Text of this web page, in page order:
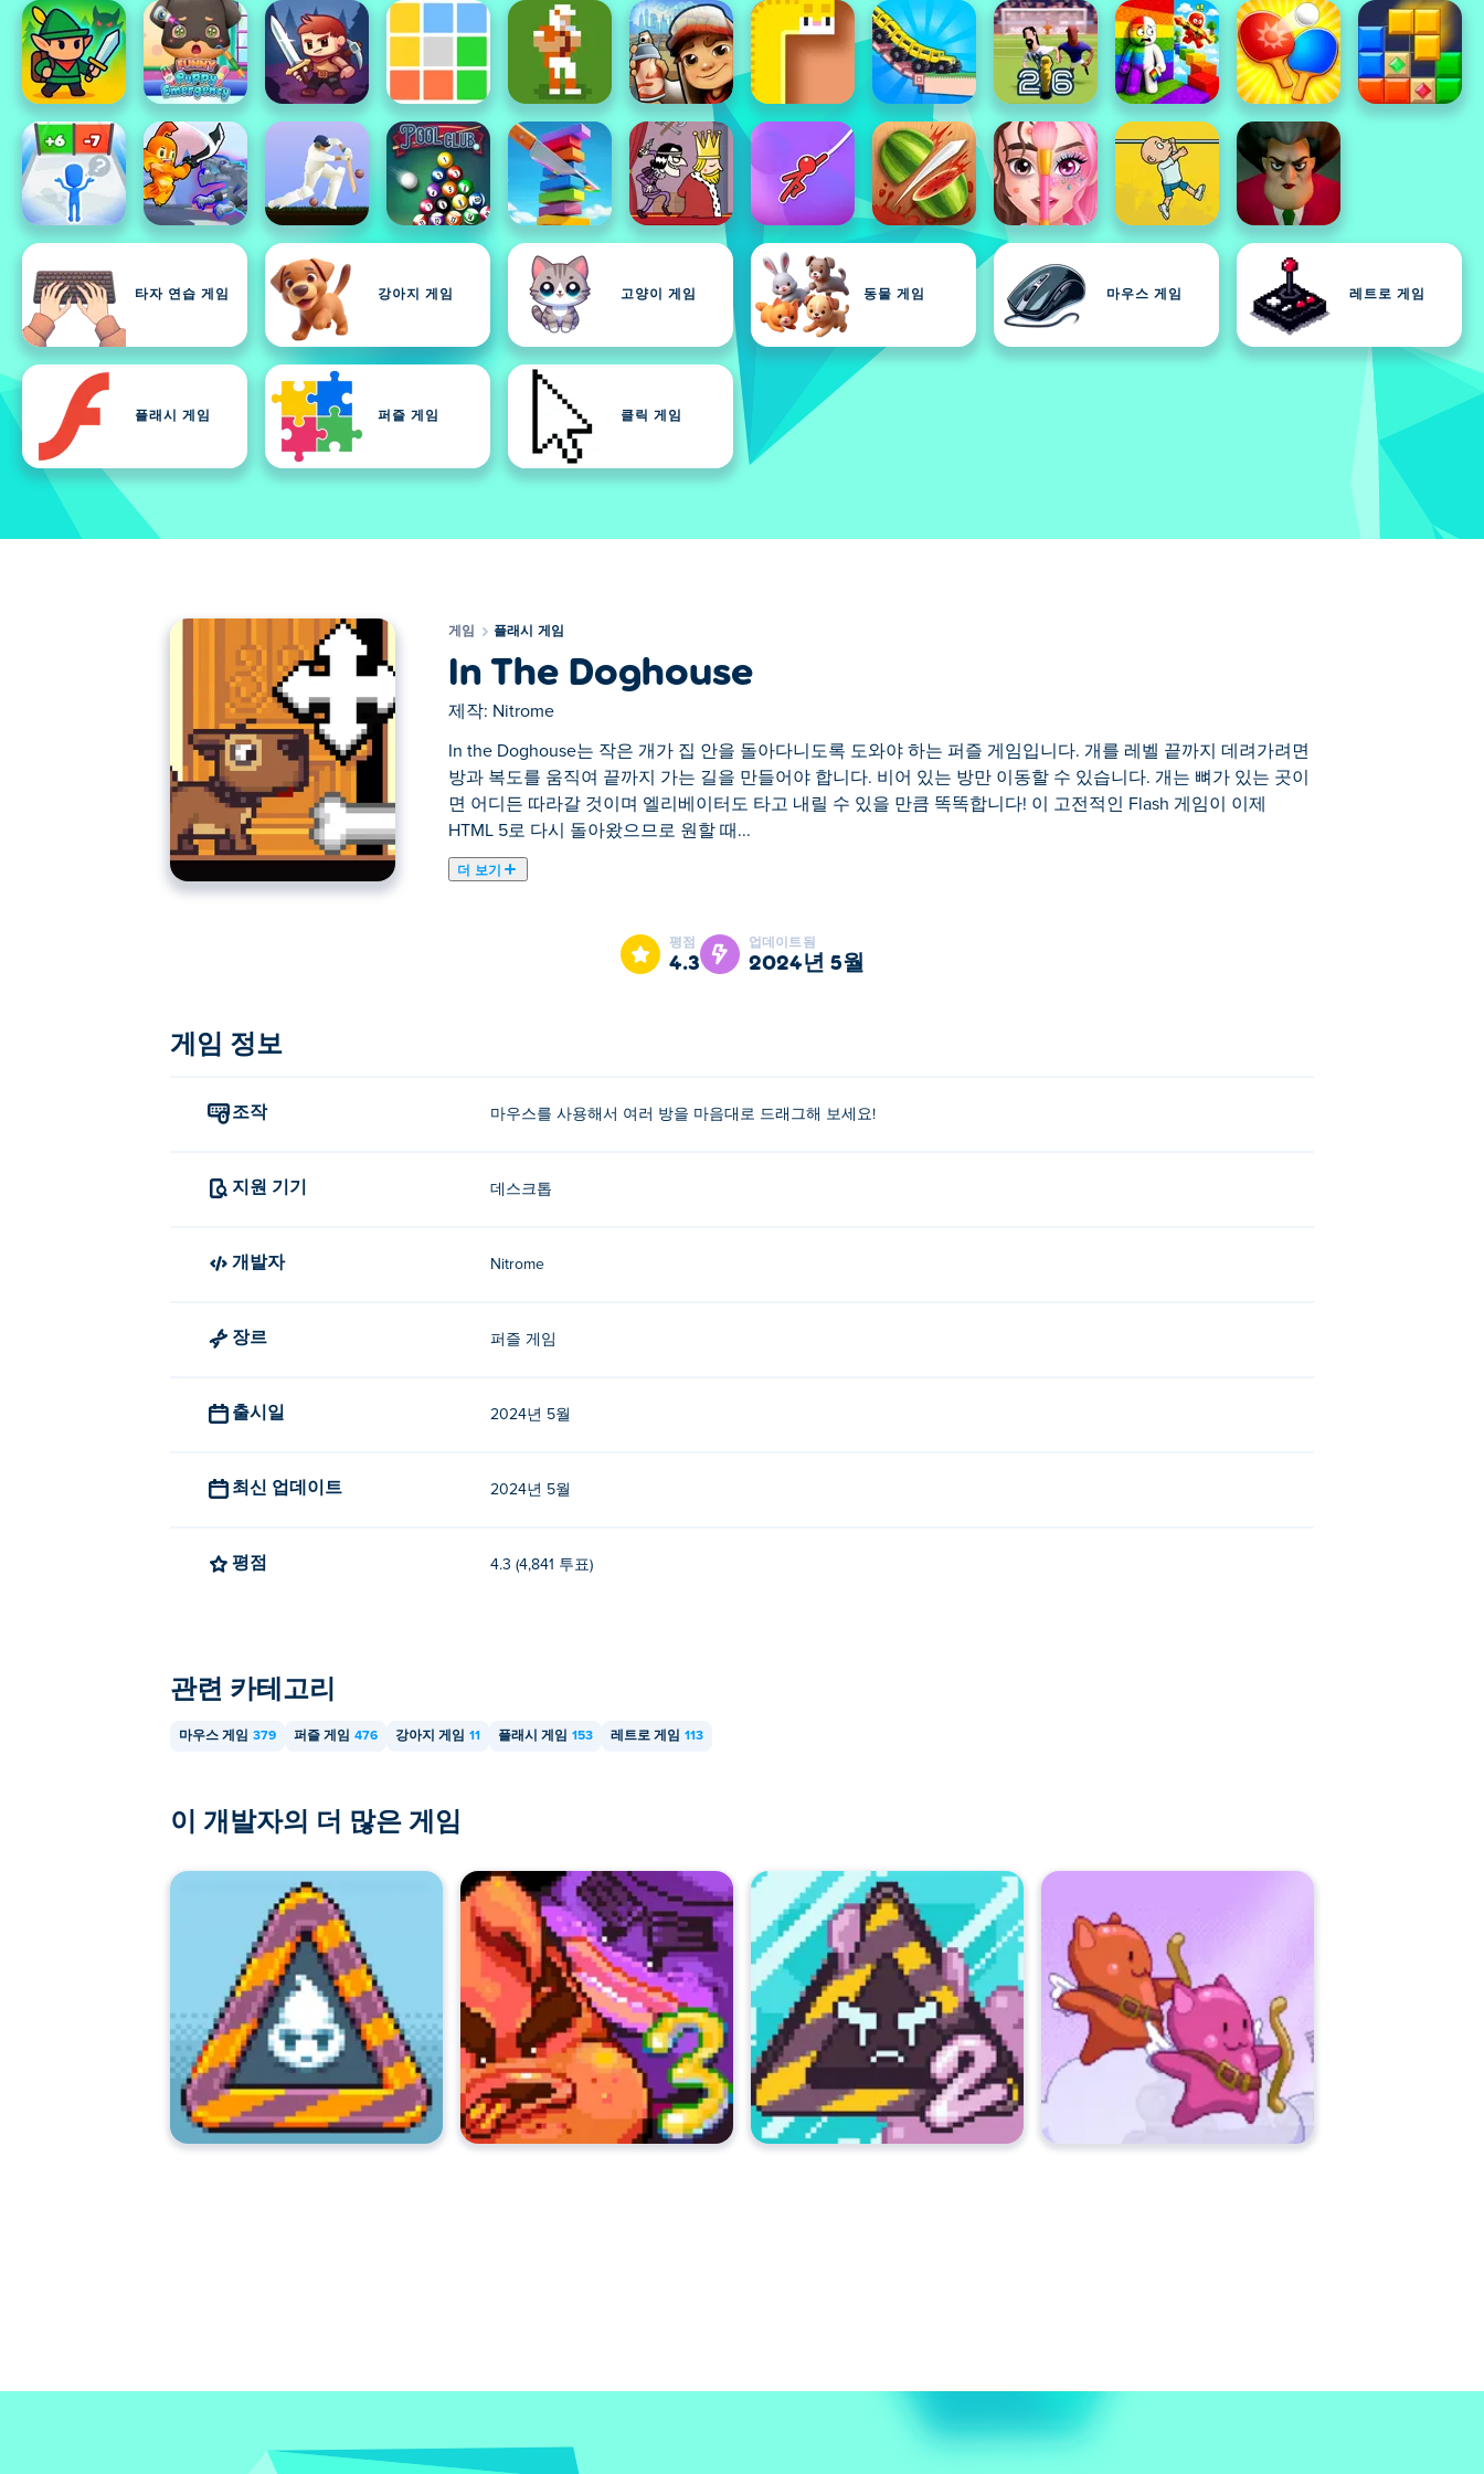
타자 연습 게임 강아지 게임 고양이 게임 동물 게임 마우스 게임 레트로 게임
플래시 게임 퍼즐 게임 클릭 게임
게임 플래시 게임
In The Doghouse
제작: Nitrome
In the Doghouse는 작은 개가 집 안을 돌아다니도록 도와야 하는 퍼즐 게임입니다. 개를 레벨 끝까지 데려가려면
방과 복도를 움직여 끝까지 가는 길을 만들어야 합니다. 비어 있는 방만 이동할 수 있습니다. 개는 뼈가 있는 곳이
면 어디든 따라갈 것이며 엘리베이터도 타고 내릴 수 있을 만큼 똑똑합니다! 이 고전적인 Flash 게임이 이제
HTML 5로 다시 돌아왔으므로 원할 때...
더 보기
In the Doghouse는 작은 개가 집 안을 돌아다니도록 도와야 하는 퍼즐 게임입니다. 개를 레벨 끝까지 데려가려면 방과 복도를 움직여 끝까지 가는 길
니다! 이 고전적인 Flash 게임이 이제 HTML 5로 다시 돌아왔으므로 원할 때 언제든지 플레이할 수 있습니다! 개집의 모든 층을 안전하게 통과할 수 있
In the Doghouse를 만든 사람은 누구인가요?
ᴘυᴋɲ에서 In the Doghouse를 무료로 플레이할 수 있습니다.
In the Doghouse는 컴퓨터에서만 플레이할 수 있습니다.
평점
4.3
업데이트됨
2024년 5월
게임 정보
조작 마우스를 사용해서 여러 방을 마음대로 드래그해 보세요!
지원 기기 데스크톱
개발자 Nitrome
장르 퍼즐 게임
출시일 2024년 5월
최신 업데이트 2024년 5월
평점 4.3 (4,841 투표)
관련 카테고리
마우스 게임 379 퍼즐 게임 476 강아지 게임 11 플래시 게임 153 레트로 게임 113
이 개발자의 더 많은 게임